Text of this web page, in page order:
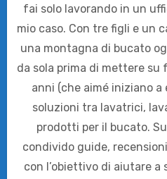
fai solo lavorando in un
mio caso. Con tre figli e un
una montagna di bucato
da sola prima di mettere su
anni (che aimé iniziano
soluzioni tra lavatrici,
prodotti per il bucato.
condivido guide,
con l’obiettivo di aiutare a